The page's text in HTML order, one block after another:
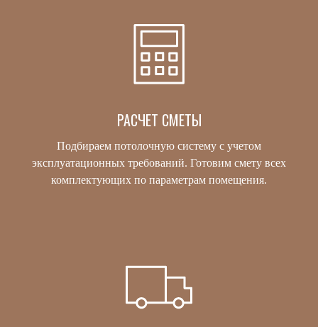
РАСЧЕТ СМЕТЫ
Подбираем потолочную систему с учетом
эксплуатационных требований. Готовим смету всех
комплектующих по параметрам помещения.